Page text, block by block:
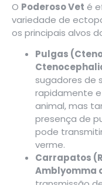
O Poderoso Vet é
variedade de
os principais alvos
Pulgas
sugadores de
rapidamente
animal, mas
presença de
pode
verme.
Carrapatos
Amblyomma